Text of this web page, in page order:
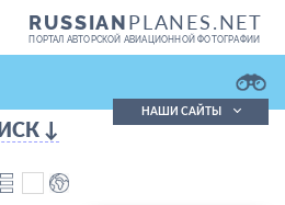
RUSSIANPLANES.NET
ПОРТАЛ АВТОРСКОЙ АВИАЦИОННОЙ ФОТОГРАФИИ
в реестре
Подробно
НАШИ САЙТЫ
↓